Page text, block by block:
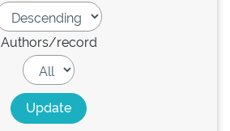
Authors/record